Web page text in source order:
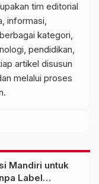
tim editorial
informasi,
kategori,
pendidikan,
artikel disusun
melalui proses
Mandiri untuk
Label